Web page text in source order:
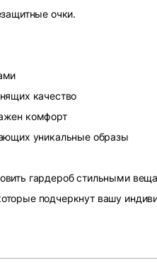
очки.
качество
комфорт
уникальные образы
гардероб стильными
подчеркнут вашу